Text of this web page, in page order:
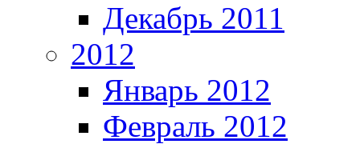
Декабрь 2011
2012
Январь 2012
Февраль 2012